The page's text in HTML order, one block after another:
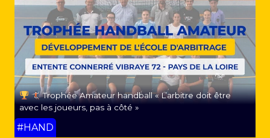
Trophée Amateur handball « L’arbitre doit être
avec les joueurs, pas à côté »
#HAND